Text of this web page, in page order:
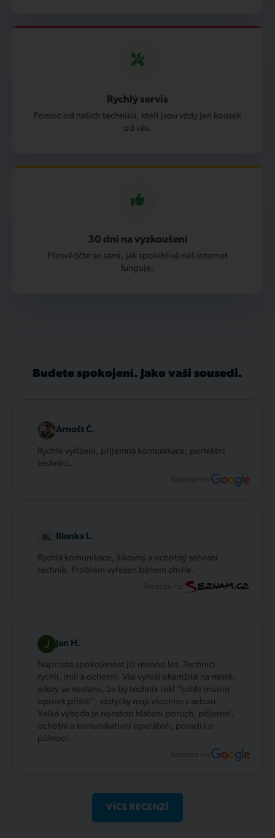
Rychlý servis
Pomoc od našich techniků, kteří jsou vždy jen kousek
od vás.
30 dní na vyzkoušení
Přesvědčte se sami, jak spolehlivě náš internet
funguje.
Budete spokojení. Jako vaši sousedi.
Arnošt Č.
Rychlé vyřízení, příjemná komunikace, perfektní
technici.
Recenze na:
Blanka L.
Rychlá komunikace, šikovný a ochotný servisní
technik. Problém vyřešen během chvíle.
Jan H.
Naprostá spokojenost již mnoho let. Technici
rychlí, milí a ochotní. Vše vyřeší okamžitě na místě,
nikdy se nestane, že by technik řekl "tohle musím
opravit příště", vždycky mají všechno s sebou.
Velká výhoda je nonstop hlášení poruch, příjemní,
ochotní a komunikativní operátoři, poradí i o
půlnoci.
Recenze na:
VÍCE RECENZÍ